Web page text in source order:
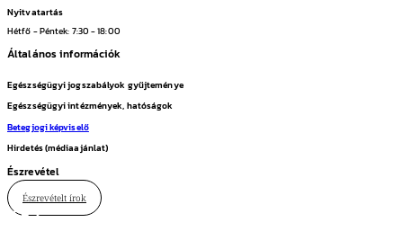
Nyitvatartás
Hétfő - Péntek: 7:30 - 18:00
Általános információk
Egészségügyi jogszabályok gyűjteménye
Egészségügyi intézmények, hatóságok
Betegjogi képviselő
Hirdetés (médiaajánlat)
Észrevétel
Észrevételt írok